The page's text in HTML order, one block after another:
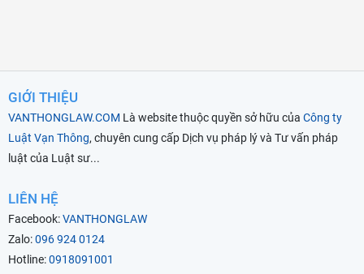
GIỚI THIỆU
VANTHONGLAW.COM Là website thuộc quyền sở hữu của Công ty
Luật Vạn Thông, chuyên cung cấp Dịch vụ pháp lý và Tư vấn pháp
luật của Luật sư...
LIÊN HỆ
Facebook:VANTHONGLAW
Zalo:096 924 0124
Hotline:0918091001